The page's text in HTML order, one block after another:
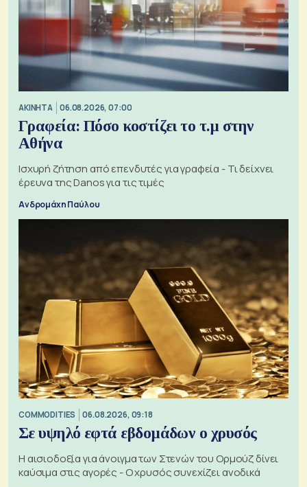
ΑΚΙΝΗΤΑ 06.08.2026, 07:00
Γραφεία: Πόσο κοστίζει το τ.μ στην
Αθήνα
Ισχυρή ζήτηση από επενδυτές για γραφεία - Τι δείχνει
έρευνα της Danos για τις τιμές
Ανδρομάχη Παύλου
COMMODITIES 06.08.2026, 09:18
Σε υψηλό εφτά εβδομάδων ο χρυσός
Η αισιοδοξία για άνοιγμα των Στενών του Ορμούζ δίνει
καύσιμα στις αγορές - Ο χρυσός συνεχίζει ανοδικά